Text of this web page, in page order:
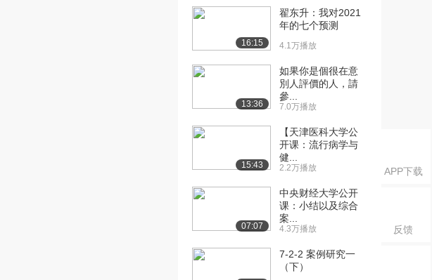
APP下载
反馈
[16] 2021年11月中级案例
04:59
[17] 2021年11月高级案例
54:53
[18] 2021年11月高级论文
直播解析
案例开篇及考情...
[20] 02【案例专题】2017
年下半年真...
16:15
翟东升：我对2021
年的七个预测
4.1万播放
13:36
如果你是個很在意
別人評價的人，請
參...
7.0万播放
15:43
【天津医科大学公
开课：流行病学与
健...
2.2万播放
07:07
中央财经大学公开
课：小结以及综合
案...
4.3万播放
7-2-2 案例研究一
（下）